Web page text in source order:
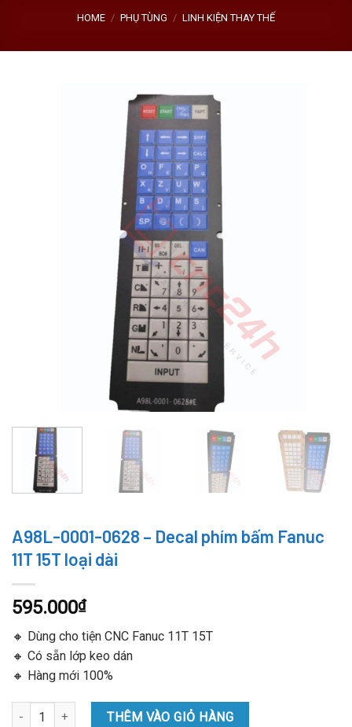
HOME / PHỤ TÙNG / LINH KIỆN THAY THẾ
A98L-0001-0628 – Decal phím bấm Fanuc
11T 15T loại dài
595.000₫
🔸 Dùng cho tiện CNC Fanuc 11T 15T
🔸 Có sẵn lớp keo dán
🔸 Hàng mới 100%
A98L-0001-0628 - Decal phím bấm Fanuc 11T 15T loại dài quantity
THÊM VÀO GIỎ HÀNG